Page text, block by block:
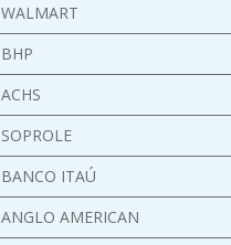
WALMART
BHP
ACHS
SOPROLE
BANCO ITAÚ
ANGLO AMERICAN